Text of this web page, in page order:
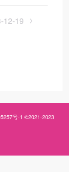
12-19
号-1 ©2021-2023